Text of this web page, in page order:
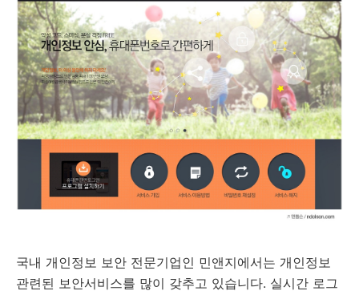
국내 개인정보 보안 전문기업인 민앤지에서는 개인정보
관련된 보안서비스를 많이 갖추고 있습니다. 실시간 로그